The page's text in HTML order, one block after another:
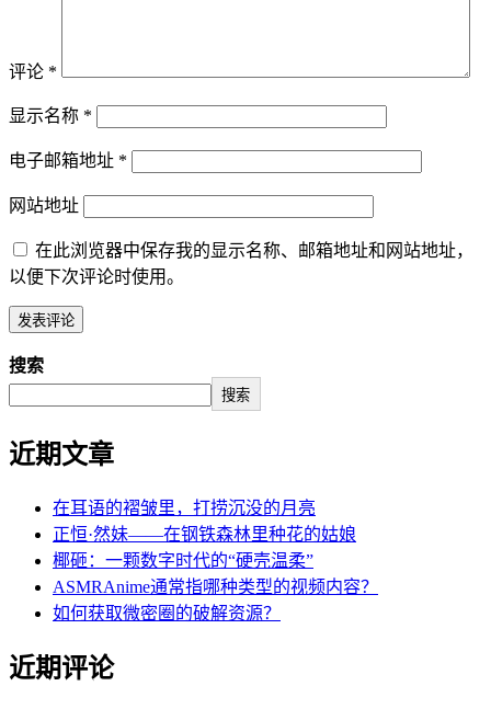
评论 *
显示名称 *
电子邮箱地址 *
网站地址
在此浏览器中保存我的显示名称、邮箱地址和网站地址，
以便下次评论时使用。
搜索
搜索
近期文章
在耳语的褶皱里，打捞沉没的月亮
正恒·然妹——在钢铁森林里种花的姑娘
椰砸：一颗数字时代的“硬壳温柔”
ASMRAnime通常指哪种类型的视频内容？
如何获取微密圈的破解资源？
近期评论